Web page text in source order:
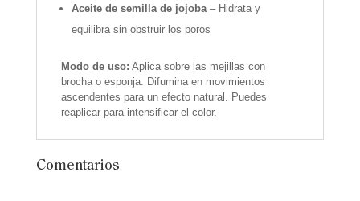
Aceite de semilla de jojoba– Hidrata y
equilibra sin obstruir los poros
Modo de uso: Aplica sobre las mejillas con
brocha o esponja. Difumina en movimientos
ascendentes para un efecto natural. Puedes
reaplicar para intensificar el color.
Comentarios